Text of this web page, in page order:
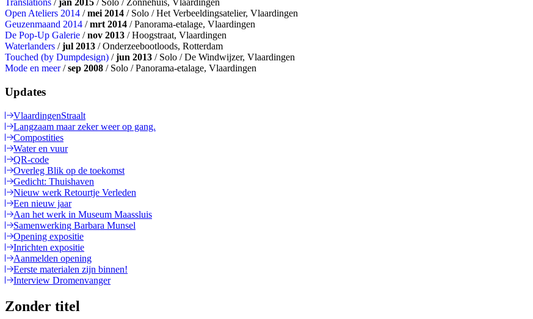
Translations /jan 2015 / Solo / Zonnehuis, Vlaardingen
Open Ateliers 2014 /mei 2014 / Solo / Het Verbeeldingsatelier, Vlaardingen
Geuzenmaand 2014 /mrt 2014 / Panorama-etalage, Vlaardingen
De Pop-Up Galerie /nov 2013 / Hoogstraat, Vlaardingen
Waterlanders /jul 2013 / Onderzeebootloods, Rotterdam
Touched (by Dumpdesign) /jun 2013 / Solo / De Windwijzer, Vlaardingen
Mode en meer/sep 2008 / Solo / Panorama-etalage, Vlaardingen
Updates
VlaardingenStraalt
Langzaam maar zeker weer op gang.
Compostities
Water en vuur
QR-code
Overleg Blik op de toekomst
Gedicht: Thuishaven
Nieuw werk Retourtje Verleden
Een nieuw jaar
Aan het werk in Museum Maassluis
Samenwerking Barbara Munsel
Opening expositie
Inrichten expositie
Aanmelden opening
Eerste materialen zijn binnen!
Interview Dromenvanger
Zonder titel